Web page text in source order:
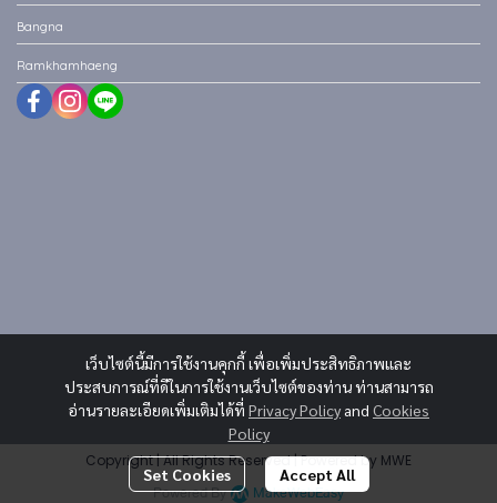
เว็บไซต์นี้มีการใช้งานคุกกี้ เพื่อเพิ่มประสิทธิภาพและ
ประสบการณ์ที่ดีในการใช้งานเว็บไซต์ของท่าน ท่านสามารถ
อ่านรายละเอียดเพิ่มเติมได้ที่ Privacy Policy and Cookies
Policy
Set Cookies Accept All
Bangna
Ramkhamhaeng
Copyright | All Rights Reserved | Powered by MWE
Powered By MakeWebEasy